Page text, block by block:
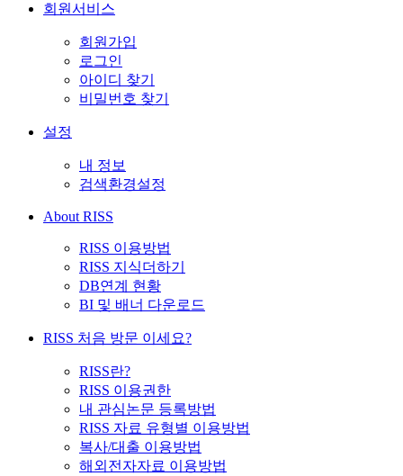
회원서비스
회원가입
로그인
아이디 찾기
비밀번호 찾기
설정
내 정보
검색환경설정
About RISS
RISS 이용방법
RISS 지식더하기
DB연계 현황
BI 및 배너 다운로드
RISS 처음 방문 이세요?
RISS란?
RISS 이용권한
내 관심논문 등록방법
RISS 자료 유형별 이용방법
복사/대출 이용방법
해외전자자료 이용방법